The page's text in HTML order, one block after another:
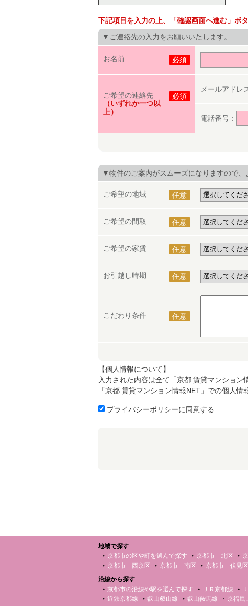
下記項目を入力の上、「確認画面へ進む」ボ
▼ご連絡先の入力をお願いいたします。
お名前 必須
ご希望の連絡先
必須
（いずれか一つ以
上）
メールアドレ
電話番号：
▼物件のご案内がスムーズになりますので
ご希望の地域 任意
ご希望の間取 任意
ご希望の家賃 任意
お引越し時期 任意
こだわり条件 任意
【個人情報について】
入力された内容は全て「京都 賃貸マンション
「京都 賃貸マンション情報NET」での個人情
プライバシーポリシーに同意する
地域で探す
京都市の区や町を選んで探す
京都市 北区
京都市 西京区
京都市 南区 京都市 伏見区
沿線から探す
京都市の沿線や駅を選んで探す
ＪＲ京都線
近鉄京都線
叡山叡山線 叡山鞍馬線 京福嵐